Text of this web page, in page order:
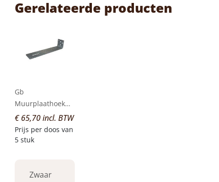
Gerelateerde producten
Gb
Muurplaathoekmm
80 x 330mm 70 x
8mm T...
€ 65,70 incl. BTW
Prijs per doos van
5 stuk
Zwaar